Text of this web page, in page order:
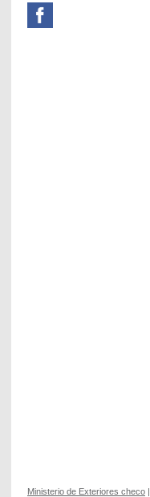
Ministerio de Exteriores checo |